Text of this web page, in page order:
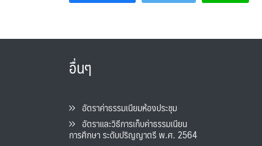
อื่นๆ
อัตราค่าธรรมเนียมห้องประชุม
อัตราและวิธีการเก็บค่าธรรมเนียน
การศึกษา ระดับปริญญาตรี พ.ศ. 2564